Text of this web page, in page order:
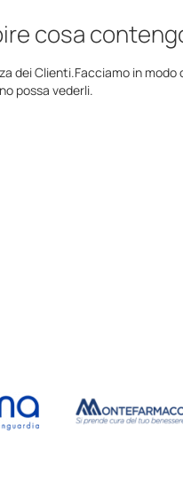
cosa
dei Clienti.Facciamo in
possa vederli.